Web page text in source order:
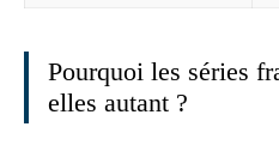
Pourquoi les séries
elles autant ?